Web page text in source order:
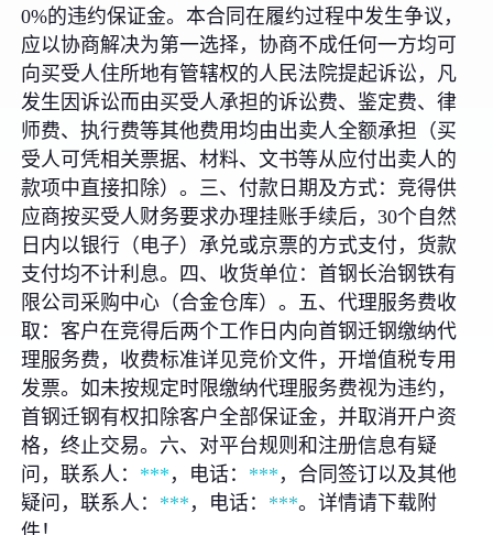
0%的违约保证金。本合同在履约过程中发生争议，
应以协商解决为第一选择，协商不成任何一方均可
向买受人住所地有管辖权的人民法院提起诉讼，凡
发生因诉讼而由买受人承担的诉讼费、鉴定费、律
师费、执行费等其他费用均由出卖人全额承担（买
受人可凭相关票据、材料、文书等从应付出卖人的
款项中直接扣除）。三、付款日期及方式：竞得供
应商按买受人财务要求办理挂账手续后，30个自然
日内以银行（电子）承兑或京票的方式支付，货款
支付均不计利息。四、收货单位：首钢长治钢铁有
限公司采购中心（合金仓库）。五、代理服务费收
取：客户在竞得后两个工作日内向首钢迁钢缴纳代
理服务费，收费标准详见竞价文件，开增值税专用
发票。如未按规定时限缴纳代理服务费视为违约，
首钢迁钢有权扣除客户全部保证金，并取消开户资
格，终止交易。六、对平台规则和注册信息有疑
问，联系人： *** ，电话： *** ，合同签订以及其他
疑问，联系人： *** ，电话： ***。详情请下载附